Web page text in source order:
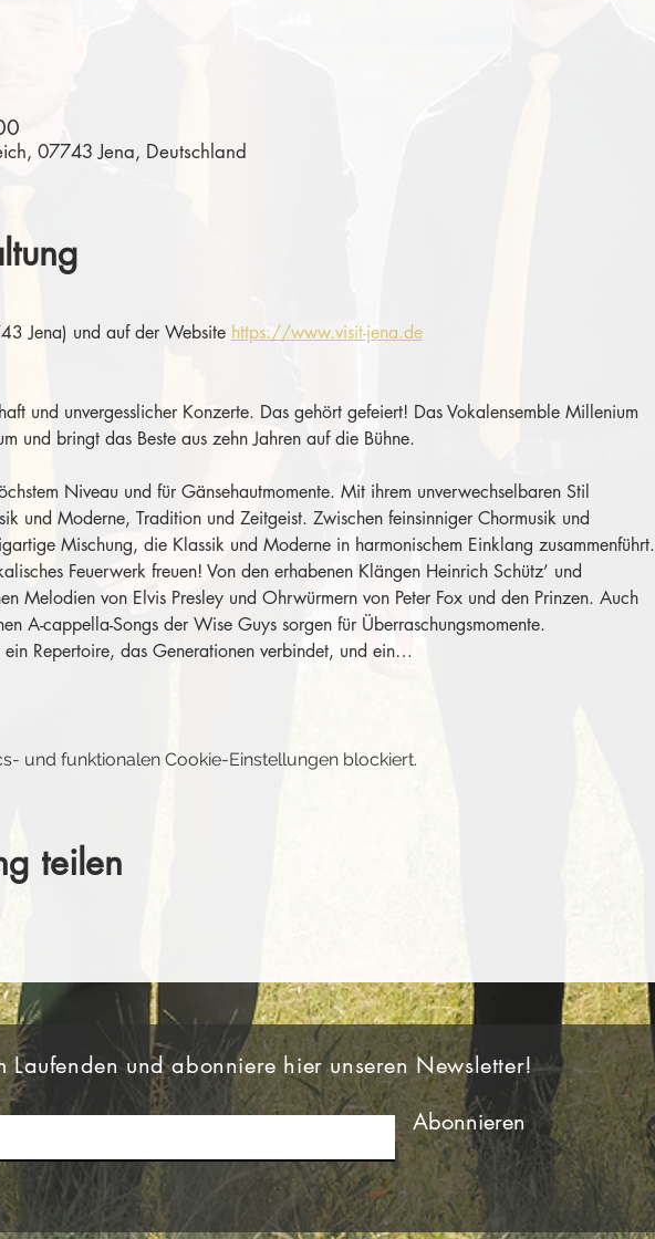
07743 Jena, Deutschland
Jena) und auf der Website https://www.visit-jena.de
und unvergesslicher Konzerte. Das gehört gefeiert! Das Vokalensemble Millenium
und bringt das Beste aus zehn Jahren auf die Bühne.
Niveau und für Gänsehautmomente. Mit ihrem unverwechselbaren Stil
und Moderne, Tradition und Zeitgeist. Zwischen feinsinniger Chormusik und
Mischung, die Klassik und Moderne in harmonischem Einklang zusammenführt.
Feuerwerk freuen! Von den erhabenen Klängen Heinrich Schütz’ und
Melodien von Elvis Presley und Ohrwürmern von Peter Fox und den Prinzen. Auch
A-cappella-Songs der Wise Guys sorgen für Überraschungsmomente.
ein Repertoire, das Generationen verbindet, und ein…
und funktionalen Cookie-Einstellungen blockiert.
teilen
Laufenden und abonniere hier unseren Newsletter!
Abonnieren